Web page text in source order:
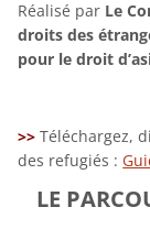
Réalisé par Le
droits des
pour le droit
>>Téléchargez,
des refugiés :
LE